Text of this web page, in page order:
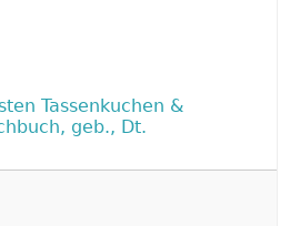
Tassenkuchen &
geb., Dt.